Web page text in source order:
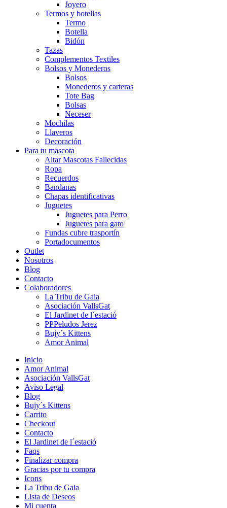
Joyero
Termos y botellas
Termo
Botella
Bidón
Tazas
Complementos Textiles
Bolsos y Monederos
Bolsos
Monederos y carteras
Tote Bag
Bolsas
Neceser
Mochilas
Llaveros
Decoración
Para tu mascota
Altar Mascotas Fallecidas
Ropa
Recuerdos
Bandanas
Chapas identificativas
Juguetes
Juguetes para Perro
Juguetes para gato
Fundas cubre trasportín
Portadocumentos
Outlet
Nosotros
Blog
Contacto
Colaboradores
La Tribu de Gaia
Asociación VallsGat
El Jardinet de l´estació
PPPeludos Jerez
Bujy´s Kittens
Amor Animal
Inicio
Amor Animal
Asociación VallsGat
Aviso Legal
Blog
Bujy´s Kittens
Carrito
Checkout
Contacto
El Jardinet de l´estació
Faqs
Finalizar compra
Gracias por tu compra
Icons
La Tribu de Gaia
Lista de Deseos
Mi cuenta